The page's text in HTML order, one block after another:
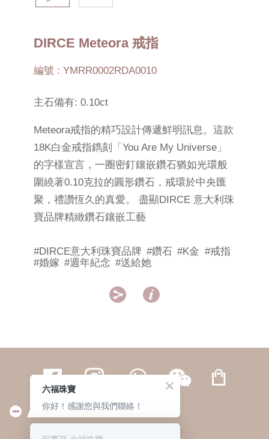
DIRCE Meteora 戒指
編號 : YMRR0002RDA0010
主石備有: 0.10ct
Meteora戒指的精巧設計傳遞鮮明訊息。這款
18K白金戒指鐫刻「You Are My Universe」
的字樣宣言，一圈密釘鑲嵌鑽石猶如光環般
圍繞著0.10克拉的圓形鑽石，戒環於中央匯
聚，禮讚恆久的真愛。 盡顯DIRCE 意大利珠
寶品牌精緻鑽石鑲嵌工藝
#DIRCE意大利珠寶品牌 #鑽石 #K金 #戒指
#婚嫁 #週年紀念 #送給她
 
繁體 | 簡体
六福珠寶
你好！感謝您與我們聯絡！